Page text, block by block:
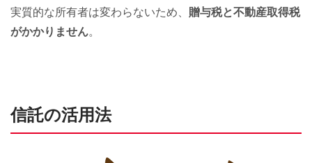
実質的な所有者は変わらないため、 贈与税と不動産取得税
がかかりません。
信託の活用法